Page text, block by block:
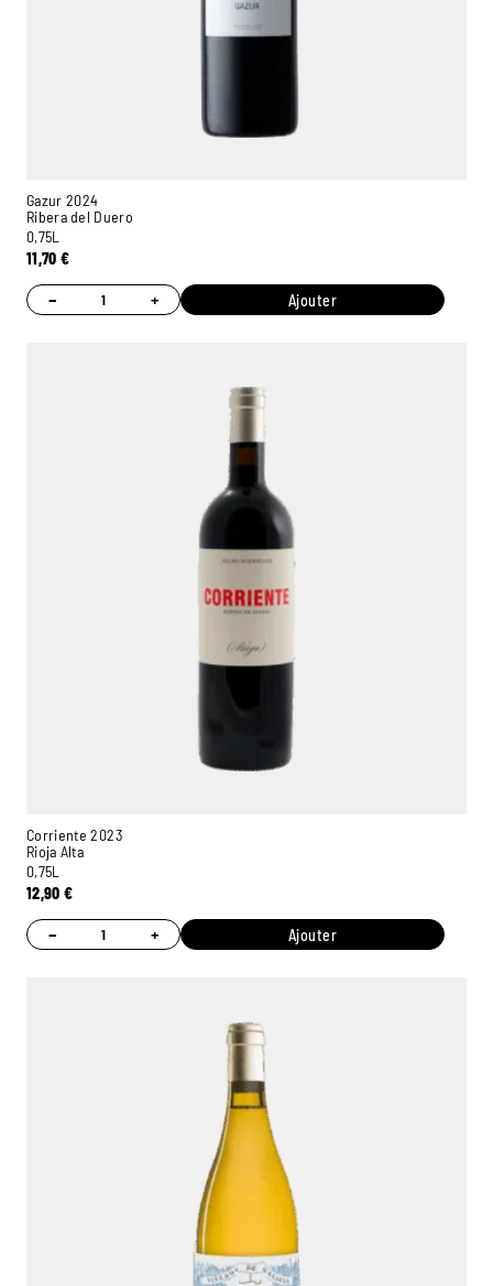
Gazur 2024
Ribera del Duero
0,75L
11,70€
− + Ajouter
Corriente 2023
Rioja Alta
0,75L
12,90€
− + Ajouter